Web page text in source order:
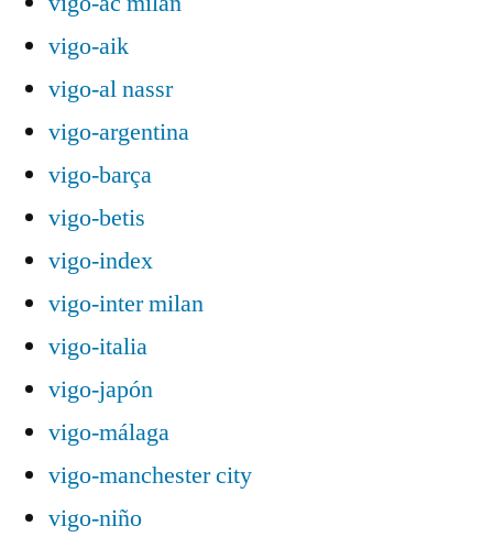
vigo-aik
vigo-al nassr
vigo-argentina
vigo-barça
vigo-betis
vigo-index
vigo-inter milan
vigo-italia
vigo-japón
vigo-málaga
vigo-manchester city
vigo-niño